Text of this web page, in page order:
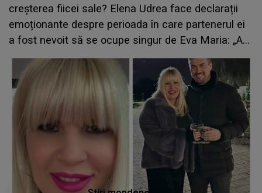
creșterea fiicei sale? Elena Udrea face declarații
emoționante despre perioada în care partenerul ei
a fost nevoit să se ocupe singur de Eva Maria: „A
făcut față cu brio și...”